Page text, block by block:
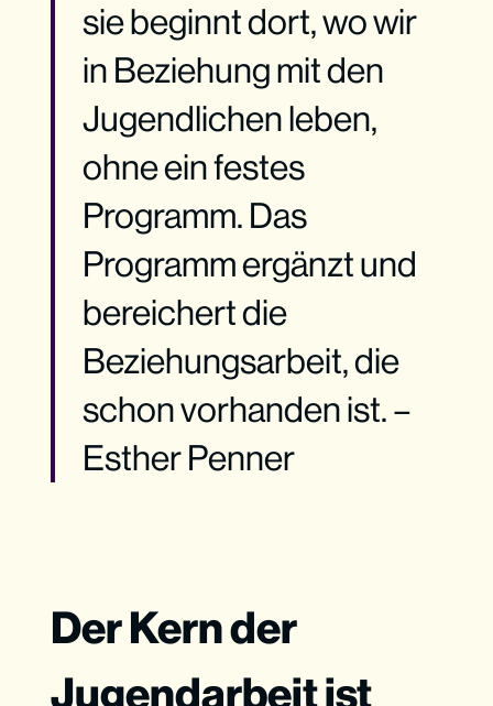
sie beginnt dort, wo wir
in Beziehung mit den
Jugendlichen leben,
ohne ein festes
Programm. Das
Programm ergänzt und
bereichert die
Beziehungsarbeit, die
schon vorhanden ist. –
Esther Penner
Der Kern der
Jugendarbeit ist